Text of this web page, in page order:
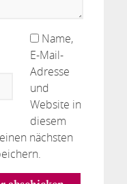
Name,
E-Mail-
Adresse
und
Website in
diesem
nächsten